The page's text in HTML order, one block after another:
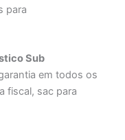
para
Sub
em todos os
fiscal, sac para